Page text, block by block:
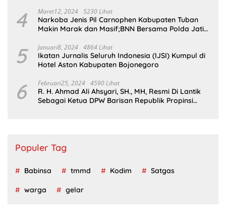
4 Maret12, 2024 5230 Lihat
Narkoba Jenis Pil Carnophen Kabupaten Tuban
Makin Marak dan Masif;BNN Bersama Polda Jatim
5 Januari8, 2024 4864 Lihat
Ikatan Jurnalis Seluruh Indonesia (IJSI) Kumpul di
Hotel Aston Kabupaten Bojonegoro
6 Februari25, 2024 4590 Lihat
R. H. Ahmad Ali Ahsyari, SH., MH, Resmi Di Lantik
Sebagai Ketua DPW Barisan Republik Propinsi
Populer Tag
Babinsa tmmd Kodim Satgas
warga gelar